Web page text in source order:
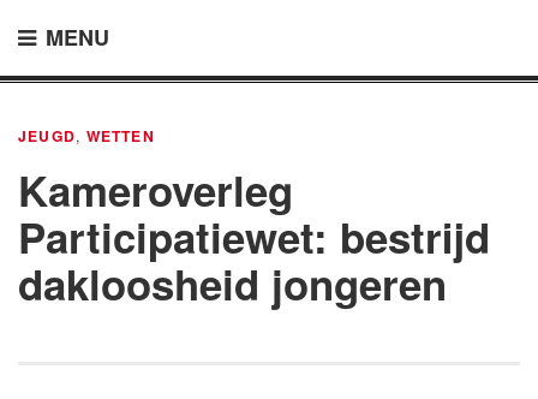
MENU
JEUGD, WETTEN
Kameroverleg
Participatiewet: bestrijd
dakloosheid jongeren